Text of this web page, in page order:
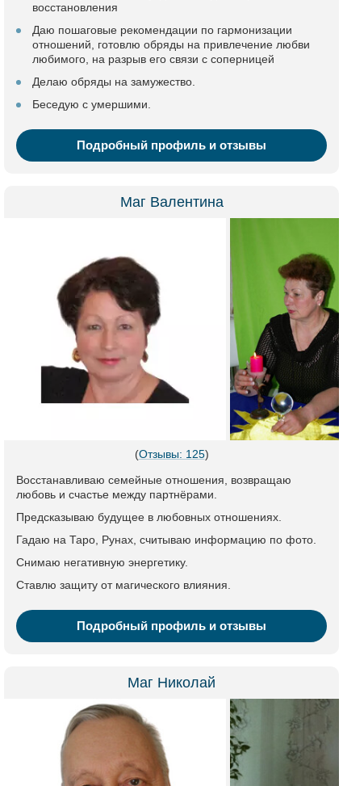
восстановления
Даю пошаговые рекомендации по гармонизации
отношений, готовлю обряды на привлечение любви
любимого, на разрыв его связи с соперницей
Делаю обряды на замужество.
Беседую с умершими.
Подробный профиль и отзывы
Маг Валентина
(Отзывы: 125)
Восстанавливаю семейные отношения, возвращаю
любовь и счастье между партнёрами.
Предсказываю будущее в любовных отношениях.
Гадаю на Таро, Рунах, считываю информацию по фото.
Снимаю негативную энергетику.
Ставлю защиту от магического влияния.
Подробный профиль и отзывы
Маг Николай